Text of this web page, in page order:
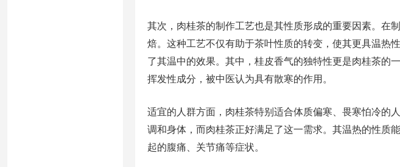
其次，肉桂茶的制作工艺也是其性质形成的重要因素。在
焙。这种工艺不仅有助于茶叶性质的转变，使其更具温热
了其温中的效果。其中，桂皮香气的独特性更是肉桂茶的
挥发性成分，被中医认为具有散寒的作用。
适宜的人群方面，肉桂茶特别适合体质偏寒、畏寒怕冷的
调和身体，而肉桂茶正好满足了这一需求。其温热的性质
起的腹痛、关节痛等症状。